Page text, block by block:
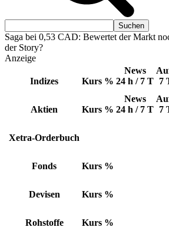
Saga bei 0,53 CAD: Bewertet der Markt
der Story?
Anzeige
Indizes Kurs %
News
24 h / 7 T 7
Aktien Kurs %
News
24 h / 7 T 7
Xetra-Orderbuch
Fonds Kurs %
Devisen Kurs %
Rohstoffe Kurs %